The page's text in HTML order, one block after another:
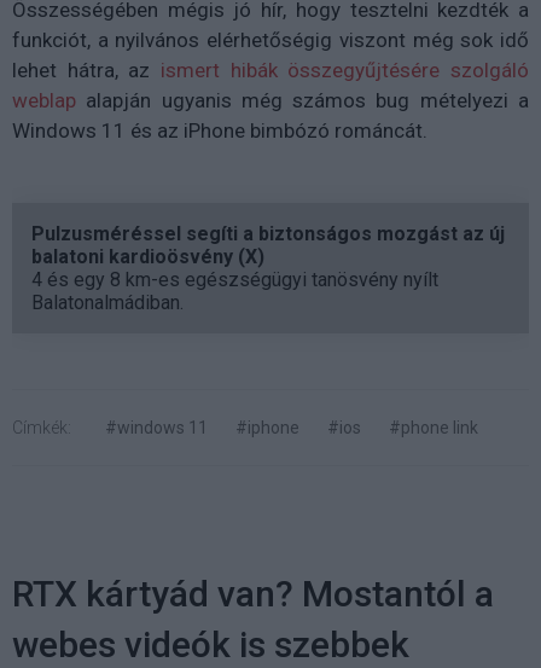
Összességében mégis jó hír, hogy tesztelni kezdték a
funkciót, a nyilvános elérhetőségig viszont még sok idő
lehet hátra, az ismert hibák összegyűjtésére szolgáló
weblap alapján ugyanis még számos bug mételyezi a
Windows 11 és az iPhone bimbózó románcát.
Pulzusméréssel segíti a biztonságos mozgást az új
balatoni kardioösvény (X)
4 és egy 8 km-es egészségügyi tanösvény nyílt
Balatonalmádiban.
Címkék: #windows 11 #iphone #ios #phone link
RTX kártyád van? Mostantól a
webes videók is szebbek